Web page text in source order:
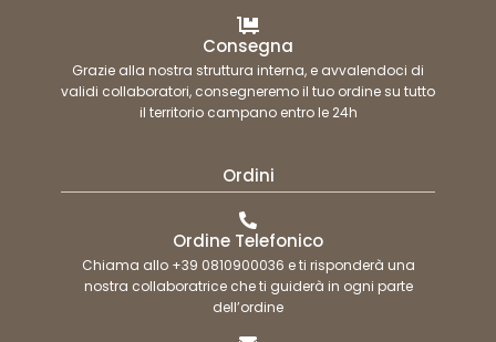
Consegna
Grazie alla nostra struttura interna, e avvalendoci di
validi collaboratori, consegneremo il tuo ordine su tutto
il territorio campano entro le 24h
Ordini
Ordine Telefonico
Chiama allo +39 0810900036 e ti risponderà una
nostra collaboratrice che ti guiderà in ogni parte
dell’ordine